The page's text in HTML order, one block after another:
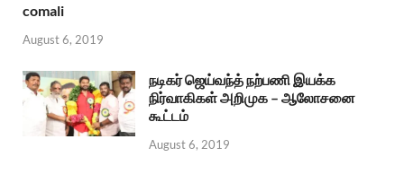
comali
August 6, 2019
நடிகர் ஜெய்வந்த் நற்பணி இயக்க
நிர்வாகிகள் அறிமுக – ஆலோசனை
கூட்டம்
August 6, 2019